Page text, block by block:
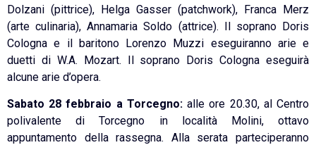
Dolzani (pittrice), Helga Gasser (patchwork), Franca Merz
(arte culinaria), Annamaria Soldo (attrice). Il soprano Doris
Cologna e il baritono Lorenzo Muzzi eseguiranno arie e
duetti di W.A. Mozart. Il soprano Doris Cologna eseguirà
alcune arie d’opera.
Sabato 28 febbraio a Torcegno:alle ore 20.30, al Centro
polivalente di Torcegno in località Molini, ottavo
appuntamento della rassegna. Alla serata parteciperanno